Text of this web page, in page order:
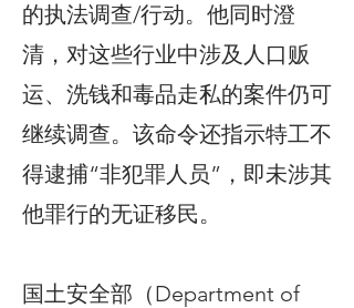
的执法调查/行动。他同时澄
清，对这些行业中涉及人口贩
运、洗钱和毒品走私的案件仍可
继续调查。该命令还指示特工不
得逮捕“非犯罪人员”，即未涉其
他罪行的无证移民。
国土安全部（Department of